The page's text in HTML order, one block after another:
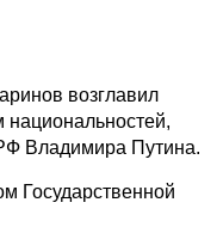
возглавил
национальностей,
Владимира Путина.
Государственной